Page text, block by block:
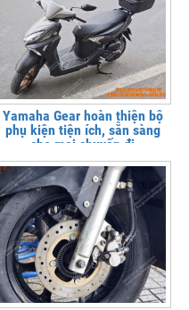
Yamaha Gear hoàn thiện bộ
phụ kiện tiện ích, sẵn sàng
cho mọi chuyến đi